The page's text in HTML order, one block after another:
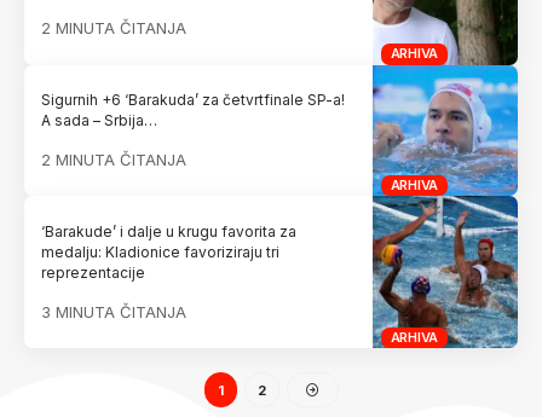
ARHIVA
2 MINUTA ČITANJA
ARHIVA
Sigurnih +6 ‘Barakuda’ za četvrtfinale SP-a!
A sada – Srbija…
2 MINUTA ČITANJA
ARHIVA
‘Barakude’ i dalje u krugu favorita za
medalju: Kladionice favoriziraju tri
reprezentacije
3 MINUTA ČITANJA
1 2